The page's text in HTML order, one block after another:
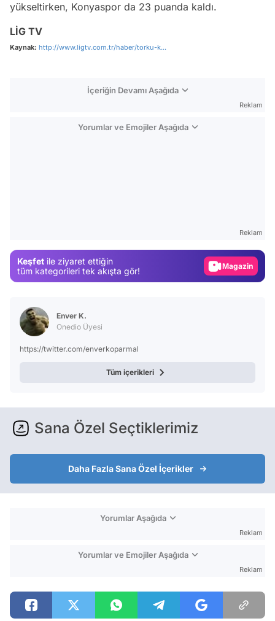
yükseltirken, Konyaspor da 23 puanda kaldı.
LİG TV
Kaynak: http://www.ligtv.com.tr/haber/torku-k...
İçeriğin Devamı Aşağıda
Reklam
Yorumlar ve Emojiler Aşağıda
Reklam
Keşfet ile ziyaret ettiğin
tüm kategorileri tek akışta gör!
Magazin
Enver K.
Onedio Üyesi
https://twitter.com/enverkoparmal
Tüm içerikleri
Sana Özel Seçtiklerimiz
Daha Fazla Sana Özel İçerikler
Yorumlar Aşağıda
Reklam
Yorumlar ve Emojiler Aşağıda
Reklam